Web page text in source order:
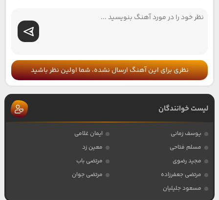
نظری برای این آهنگ ارسال نشده، شما اولین نظر باشید
لیست خوانندگان
یوسف زمانی
ایمان غلامی
مسلم فتاحی
معین زد
مجید رضوی
مرتضی باب
مرتضی جعفرزاده
مرتضی جوان
مسعود جلیلیان